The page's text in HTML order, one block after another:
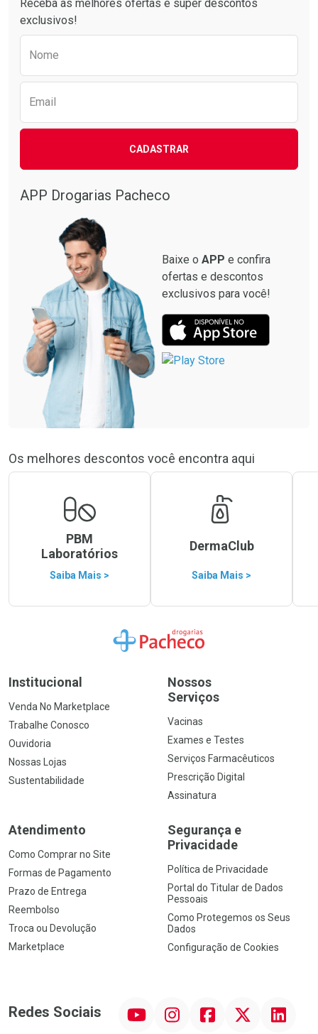
Comprar sem Desconto
Comprar sem Desconto
Por R$ 45,70/cada
Receba as melhores ofertas e super descontos
exclusivos!
Nome
Email
CADASTRAR
APP Drogarias Pacheco
Baixe o APP e confira
ofertas e descontos
exclusivos para você!
Os melhores descontos você encontra aqui
PBM
Laboratórios
Saiba Mais >
DermaClub
Saiba Mais >
Ir para a Home
Institucional
Venda No Marketplace
Trabalhe Conosco
Ouvidoria
Nossas Lojas
Sustentabilidade
Nossos
Serviços
Vacinas
Exames e Testes
Serviços Farmacêuticos
Prescrição Digital
Assinatura
Atendimento
Como Comprar no Site
Formas de Pagamento
Prazo de Entrega
Reembolso
Troca ou Devolução
Marketplace
Segurança e
Privacidade
Política de Privacidade
Portal do Titular de Dados
Pessoais
Como Protegemos os Seus
Dados
Configuração de Cookies
Redes Sociais InstagramFacebookTwitter Linkedin